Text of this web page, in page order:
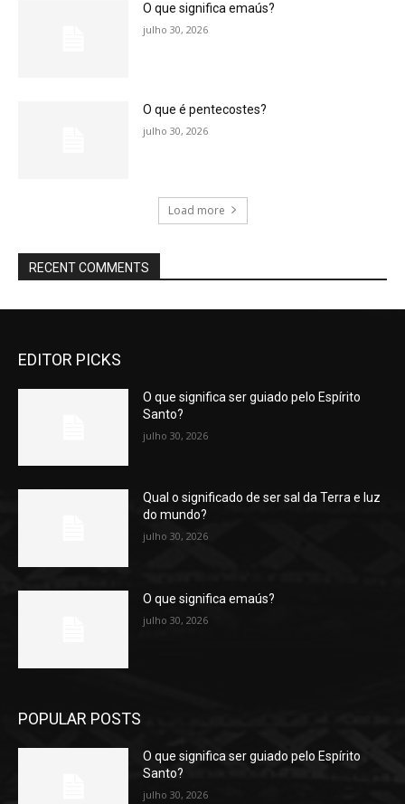
O que significa emaús?
julho 30, 2026
O que é pentecostes?
julho 30, 2026
Load more
RECENT COMMENTS
EDITOR PICKS
O que significa ser guiado pelo Espírito
Santo?
julho 30, 2026
Qual o significado de ser sal da Terra e luz
do mundo?
julho 30, 2026
O que significa emaús?
julho 30, 2026
POPULAR POSTS
O que significa ser guiado pelo Espírito
Santo?
julho 30, 2026